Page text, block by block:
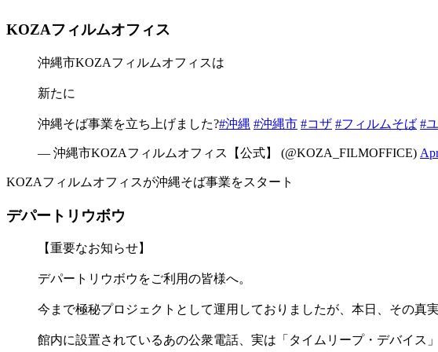
KOZAフィルムオフィス
沖縄市KOZAフィルムオフィスは
新たに
沖縄そば事業を立ち上げました?#沖縄 #沖縄市 #コザ #フィルムそば #
— 沖縄市KOZAフィルムオフィス【公式】 (@KOZA_FILMOFFICE)
KOZAフィルムオフィスが沖縄そば事業をスタート
デパートリウボウ
【重要なお知らせ】
デパートリウボウをご利用の皆様へ。
今まで極秘プロジェクトとして運用しておりましたが、本日、その真
館内に設置されているあの公衆電話、実は「タイムリープ・デバイス」